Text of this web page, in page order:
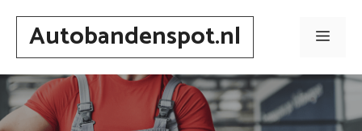
Spring
inhoudAutobandenspot.nl Menu